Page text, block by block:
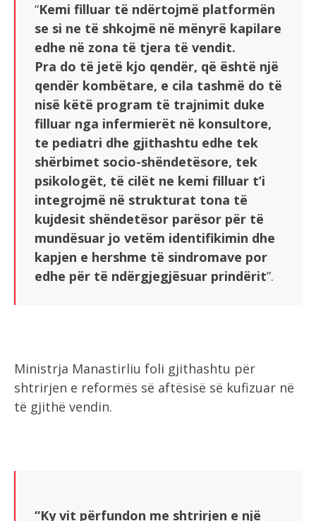
“Kemi filluar të ndërtojmë platformën
se si ne të shkojmë në mënyrë kapilare
edhe në zona të tjera të vendit.
Pra do të jetë kjo qendër, që është një
qendër kombëtare, e cila tashmë do të
nisë këtë program të trajnimit duke
filluar nga infermierët në konsultore,
te pediatri dhe gjithashtu edhe tek
shërbimet socio-shëndetësore, tek
psikologët, të cilët ne kemi filluar t’i
integrojmë në strukturat tona të
kujdesit shëndetësor parësor për të
mundësuar jo vetëm identifikimin dhe
kapjen e hershme të sindromave por
edhe për të ndërgjegjësuar prindërit”.
Ministrja Manastirliu foli gjithashtu për
shtrirjen e reformës së aftësisë së kufizuar në
të gjithë vendin.
“Ky vit përfundon me shtrirjen e një